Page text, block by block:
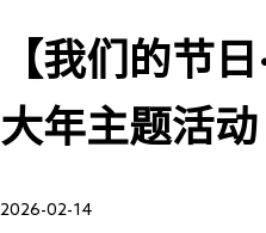
【我们的节
大年主题活动
2026-02-14